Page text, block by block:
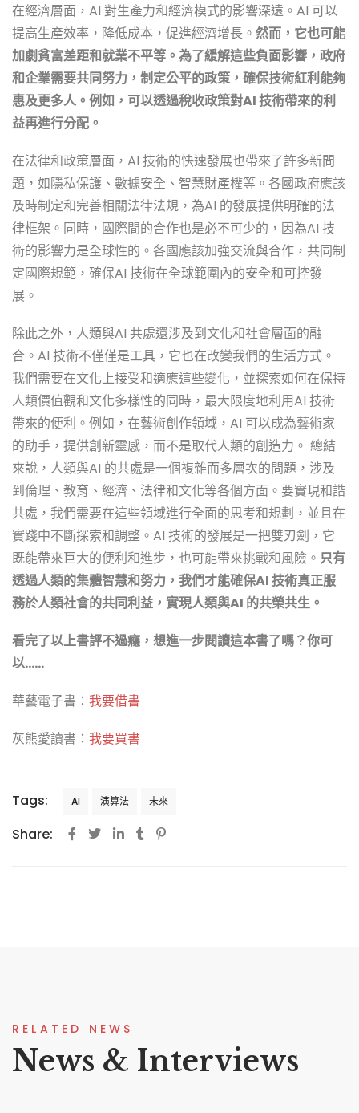
在經濟層面，AI 對生產力和經濟模式的影響深遠。AI 可以
提高生產效率，降低成本，促進經濟增長。 然而，它也可能
加劇貧富差距和就業不平等。為了緩解這些負面影響，政府
和企業需要共同努力，制定公平的政策，確保技術紅利能夠
惠及更多人。例如，可以透過稅收政策對AI 技術帶來的利
益再進行分配。
在法律和政策層面，AI 技術的快速發展也帶來了許多新問
題，如隱私保護、數據安全、智慧財產權等。各國政府應該
及時制定和完善相關法律法規，為AI 的發展提供明確的法
律框架。同時，國際間的合作也是必不可少的，因為AI 技
術的影響力是全球性的。各國應該加強交流與合作，共同制
定國際規範，確保AI 技術在全球範圍內的安全和可控發
展。
除此之外，人類與AI 共處還涉及到文化和社會層面的融
合。AI 技術不僅僅是工具，它也在改變我們的生活方式。
我們需要在文化上接受和適應這些變化，並探索如何在保持
人類價值觀和文化多樣性的同時，最大限度地利用AI 技術
帶來的便利。例如，在藝術創作領域，AI 可以成為藝術家
的助手，提供創新靈感，而不是取代人類的創造力。 總結
來說，人類與AI 的共處是一個複雜而多層次的問題，涉及
到倫理、教育、經濟、法律和文化等各個方面。要實現和諧
共處，我們需要在這些領域進行全面的思考和規劃，並且在
實踐中不斷探索和調整。AI 技術的發展是一把雙刃劍，它
既能帶來巨大的便利和進步，也可能帶來挑戰和風險。 只有
透過人類的集體智慧和努力，我們才能確保AI 技術真正服
務於人類社會的共同利益，實現人類與AI 的共榮共生。
看完了以上書評不過癮，想進一步閱讀這本書了嗎？你可
以……
華藝電子書： 我要借書
灰熊愛讀書： 我要買書
Tags: AI 演算法 未來
Share:
RELATED NEWS
News & Interviews